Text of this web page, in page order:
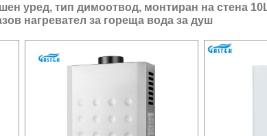
уред, тип димоотвод, монтиран на стена
нагревател за гореща вода за душ